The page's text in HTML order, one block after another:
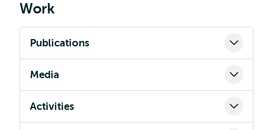
Work
Publications
Media
Activities